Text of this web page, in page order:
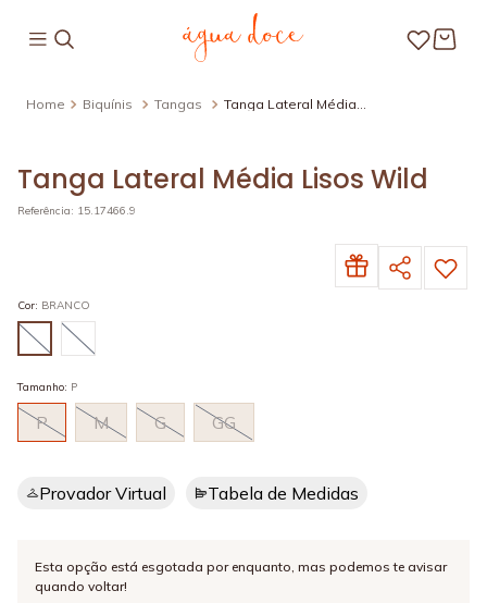
Biquínis Tangas
Tanga Lateral Média
Tanga Lateral Média Lisos Wild
Referência: 15.17466.9
Cor: BRANCO
Tamanho: P
P M G GG
Provador Virtual Tabela de Medidas
Esta opção está esgotada por enquanto, mas podemos te avisar
quando voltar!